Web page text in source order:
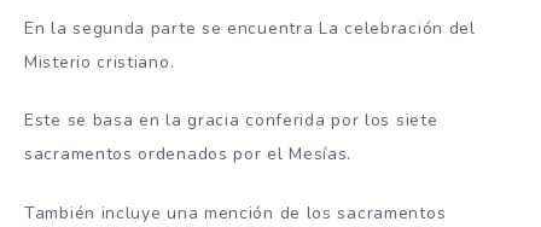
En la segunda parte se encuentra La celebración del
Misterio cristiano.
Este se basa en la gracia conferida por los siete
sacramentos ordenados por el Mesías.
También incluye una mención de los sacramentos